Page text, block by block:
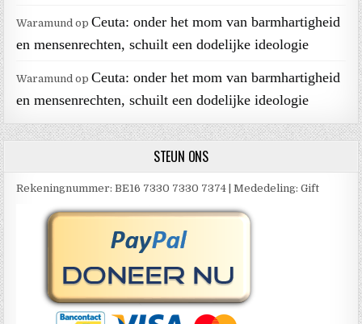
Waramund opCeuta: onder het mom van barmhartigheid
en mensenrechten, schuilt een dodelijke ideologie
Waramund opCeuta: onder het mom van barmhartigheid
en mensenrechten, schuilt een dodelijke ideologie
STEUN ONS
Rekeningnummer: BE16 7330 7330 7374 | Mededeling: Gift